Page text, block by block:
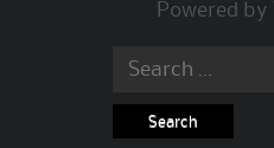
Powered by
Search